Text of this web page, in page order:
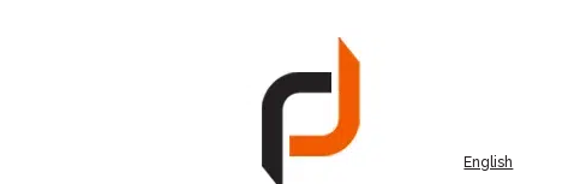
English